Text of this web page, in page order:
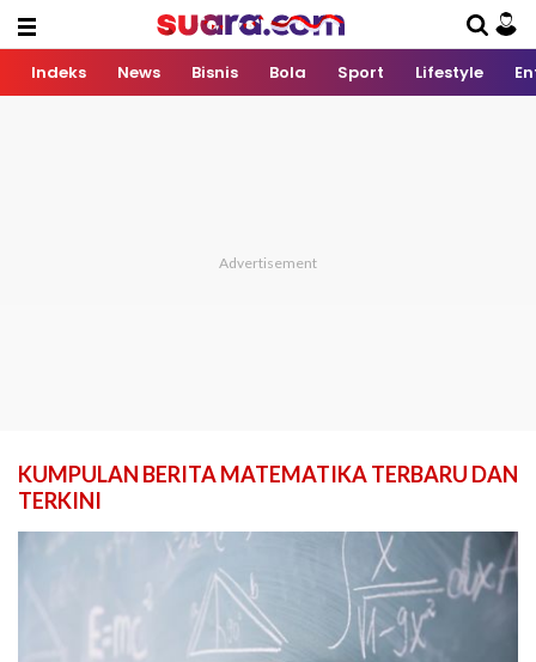
Indeks News Bisnis Bola Sport Lifestyle
KUMPULAN BERITA MATEMATIKA TERBARU DAN
TERKINI